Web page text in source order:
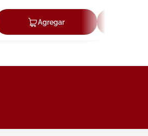
AgregarAgregar